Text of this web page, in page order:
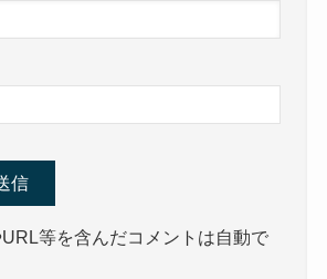
等を含んだコメントは自動で